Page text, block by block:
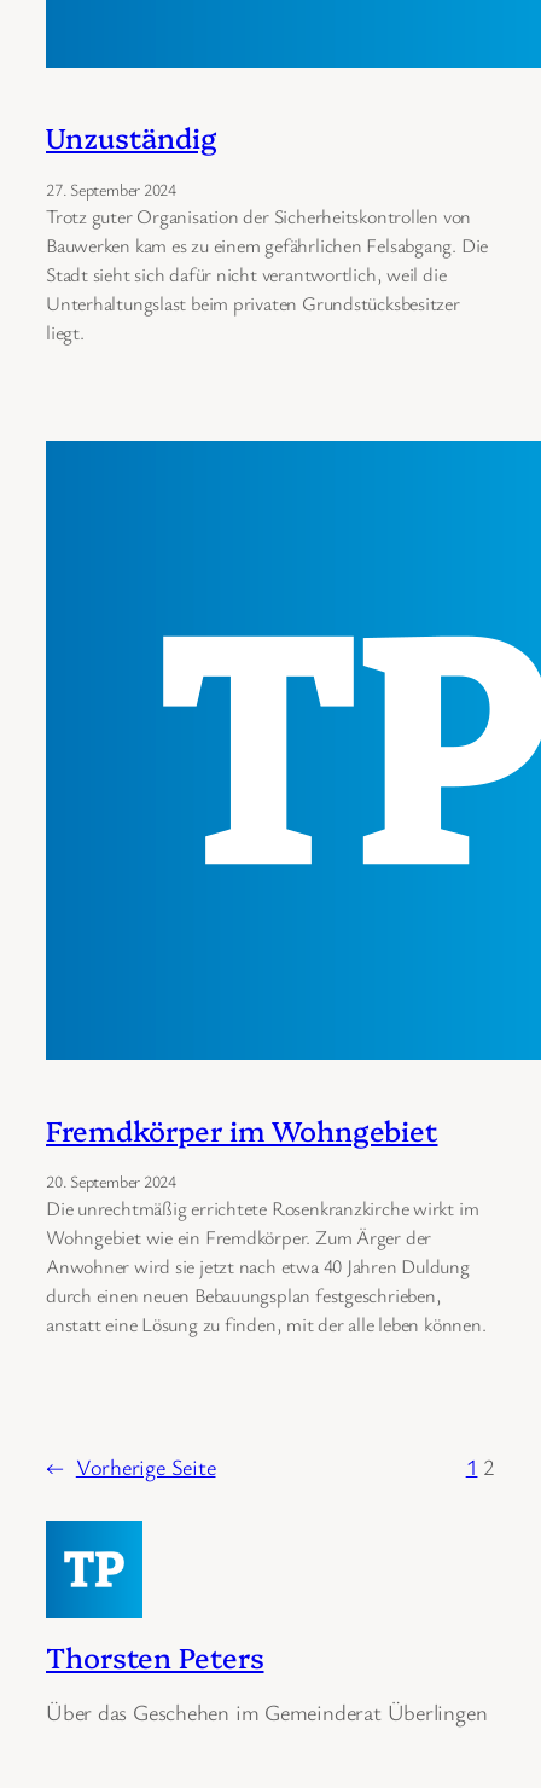
Unzuständig
27. September 2024
Trotz guter Organisation der Sicherheitskontrollen von
Bauwerken kam es zu einem gefährlichen Felsabgang. Die
Stadt sieht sich dafür nicht verantwortlich, weil die
Unterhaltungslast beim privaten Grundstücksbesitzer
liegt.
Fremdkörper im Wohngebiet
20. September 2024
Die unrechtmäßig errichtete Rosenkranzkirche wirkt im
Wohngebiet wie ein Fremdkörper. Zum Ärger der
Anwohner wird sie jetzt nach etwa 40 Jahren Duldung
durch einen neuen Bebauungsplan festgeschrieben,
anstatt eine Lösung zu finden, mit der alle leben können.
← Vorherige Seite 1 2
Thorsten Peters
Über das Geschehen im Gemeinderat Überlingen